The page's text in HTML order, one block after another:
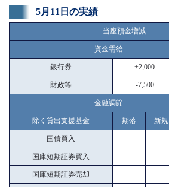
5月11日の実績
当座預金増減
資金需給
銀行券 +2,000
財政等 -7,500
金融調節
除く貸出支援基金 期落 新規
国債買入
国庫短期証券買入
国庫短期証券売却